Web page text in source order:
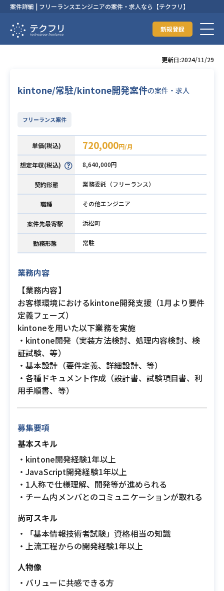
案件詳細 | フリーランスエンジニアの案件・求人なら【テクフリ】
新規登録
更新日:2024/11/29
kintone/常駐/kintone開発案件の案件・求人
フリーランス案件
単価(税込) 720,000円/月
想定年収(税込) 8,640,000円
契約形態 業務委託（フリーランス）
職種 その他エンジニア
案件先最寄駅 浜松町
勤務形態 常駐
業務内容
【業務内容】
お客様環境におけるkintone開発支援（1月より要件
定義フェーズ）
kintoneを用いた以下業務を実施
・kintone開発（実装方法検討、処理内容検討、検
証試験、等）
・基本設計（要件定義、詳細設計、等）
・各種ドキュメント作成（設計書、試験項目書、利
用手順書、等）
募集要項
基本スキル
・kintone開発経験1年以上
・JavaScript開発経験1年以上
・1人称で仕様理解、開発等が進められる
・チーム内メンバとのコミュニケーションが取れる
尚可スキル
・「基本情報技術者試験」資格相当の知識
・上流工程からの開発経験1年以上
人物像
・バリューに共感できる方